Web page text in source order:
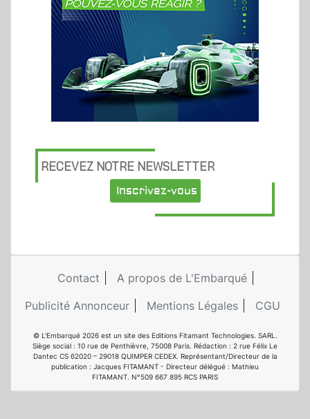
RECEVEZ NOTRE NEWSLETTER
Inscrivez-vous
Contact
A propos de L'Embarqué
Publicité Annonceur
Mentions Légales CGU
© L'Embarqué 2026 est un site des Editions Fitamant Technologies. SARL.
Siège social : 10 rue de Penthièvre, 75008 Paris. Rédaction : 2 rue Félix Le
Dantec CS 62020 – 29018 QUIMPER CEDEX. Représentant/Directeur de la
publication : Jacques FITAMANT - Directeur délégué : Mathieu
FITAMANT. N°509 667 895 RCS PARIS